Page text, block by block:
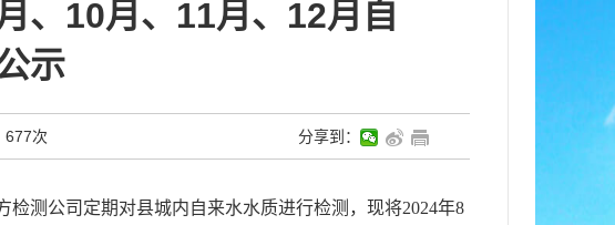
、10月、11月、12月自
示
677次 分享到：
测公司定期对县城内自来水水质进行检测，现将2024年8